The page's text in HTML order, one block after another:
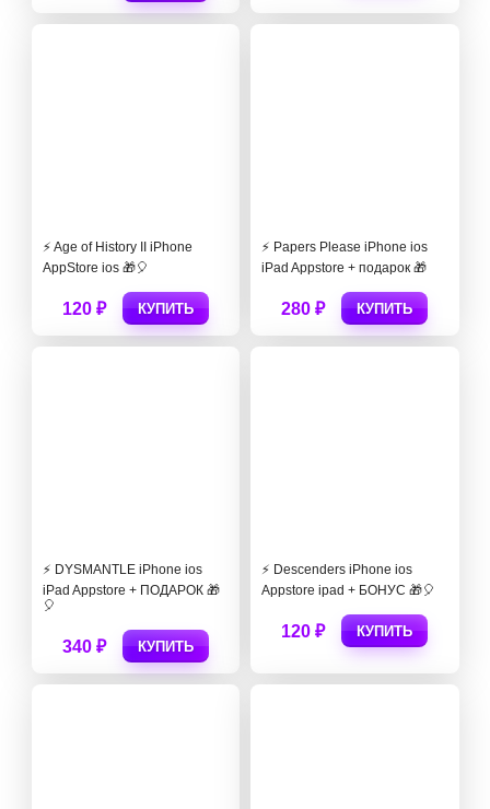
⚡️ Age of History II iPhone
AppStore ios 🎁🎈
120 ₽ КУПИТЬ
⚡️ Papers Please iPhone ios
iPad Appstore + подарок 🎁
280 ₽ КУПИТЬ
⚡️ DYSMANTLE iPhone ios
iPad Appstore + ПОДАРОК 🎁
🎈
340 ₽ КУПИТЬ
⚡️ Descenders iPhone ios
Appstore ipad + БОНУС 🎁🎈
120 ₽ КУПИТЬ